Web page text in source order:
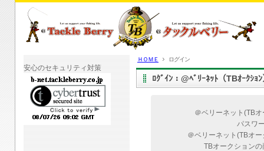
ＨＯＭＥ ログイン
ﾛｸﾞｲﾝ：@ﾍﾞﾘｰﾈｯﾄ（TBｵｰｸｼｮ
＠ベリーネット(TB
パスワ
＠ベリーネット(TBオ
TBオークション
安心のセキュリティ対策